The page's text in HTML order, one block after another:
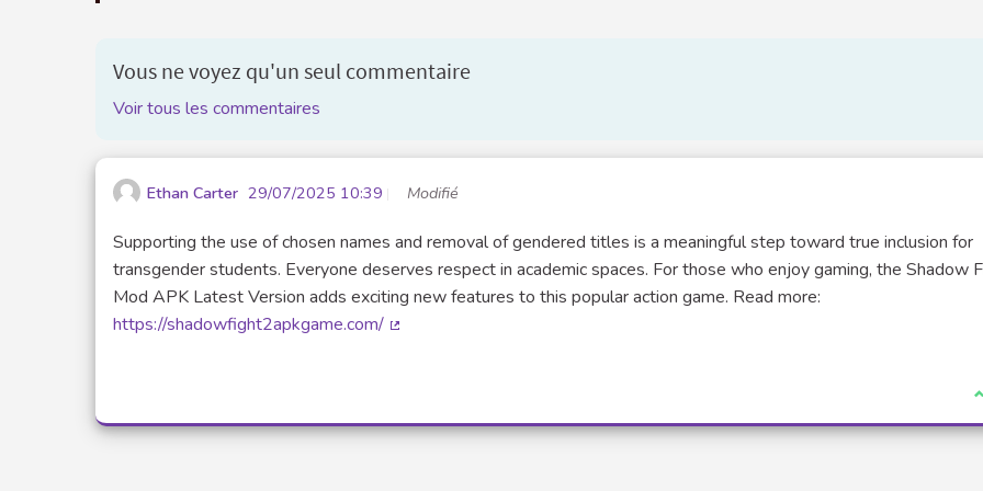
Vous ne voyez qu'un seul commentaire
Voir tous les commentaires
Ethan Carter 29/07/2025 10:39 Modifié
Supporting the use of chosen names and removal of gendered titles is a meaningful step toward true inclusion for
transgender students. Everyone deserves respect in academic spaces. For those who enjoy gaming, the Shadow
Mod APK Latest Version adds exciting new features to this popular action game. Read more:
https://shadowfight2apkgame.com/